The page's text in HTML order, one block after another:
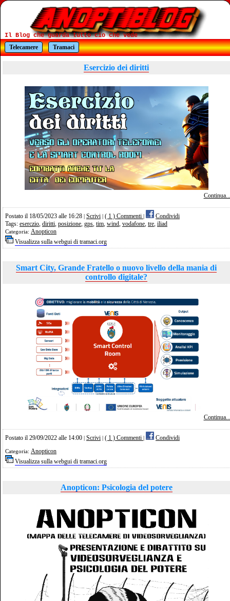
Il Blog che guarda tutto cio che vede
Telecamere
Tramaci
Esercizio dei diritti
Continua...
Postato il 18/05/2023 alle 16:28 Scrivi ( 1 ) Commenti
Condividi
Tags: eserczio diritti posizione gps tim wind vodafone tre iliad
Categoria: Anopticon
Visualizza sulla webgui di tramaci.org
Smart City, Grande Fratello o nuovo livello della mania di
controllo digitale?
Continua...
Postato il 29/09/2022 alle 14:00 Scrivi ( 1 ) Commenti Condividi
Categoria: Anopticon
Visualizza sulla webgui di tramaci.org
Anopticon: Psicologia del potere